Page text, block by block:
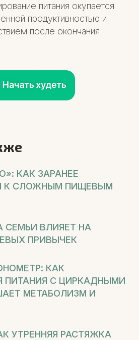
питания окупается
продуктивностью и
после окончания
КАК ЗАРАНЕЕ
К СЛОЖНЫМ ПИЩЕВЫМ
ВЛИЯЕТ НА
ПРИВЫЧЕК
КАК
ПИТАНИЯ С ЦИРКАДНЫМИ
МЕТАБОЛИЗМ И
УТРЕННЯЯ РАСТЯЖКА